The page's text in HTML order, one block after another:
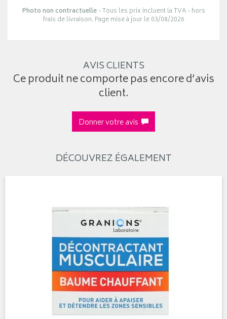
Photo non contractuelle- Tous les prix incluent la TVA - hors
frais de livraison. Page mise à jour le 03/08/2026
AVIS CLIENTS
Ce produit ne comporte pas encore d’avis
client.
Donner votre avis
DÉCOUVREZ ÉGALEMENT